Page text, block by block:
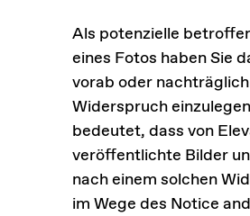
Als potenzielle
eines Fotos haben Sie
vorab oder nachträglich
Widerspruch
bedeutet, dass von
veröffentlichte Bilder
nach einem solchen
im Wege des Notice